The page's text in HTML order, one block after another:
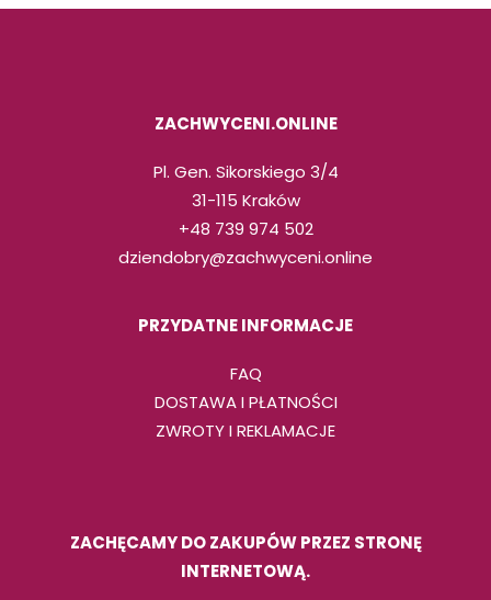
ZACHWYCENI.ONLINE
Pl. Gen. Sikorskiego 3/4
31-115 Kraków
+48 739 974 502
dziendobry@zachwyceni.online
PRZYDATNE INFORMACJE
FAQ
DOSTAWA I PŁATNOŚCI
ZWROTY I REKLAMACJE
ZACHĘCAMY DO ZAKUPÓW PRZEZ STRONĘ
INTERNETOWĄ.